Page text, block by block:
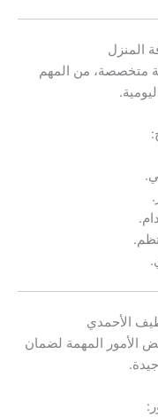
المنزل
متخصصة، من المهم
الأحمدي
الأمور المهمة لضمان